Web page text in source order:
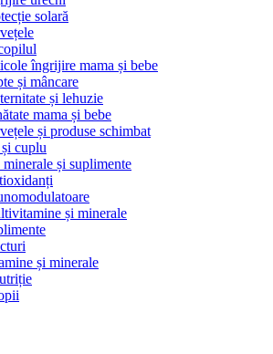
solară
îngrijire mama și bebe
și mâncare
și lehuzie
mama și bebe
și produse schimbat
cuplu
și suplimente
și minerale
și minerale